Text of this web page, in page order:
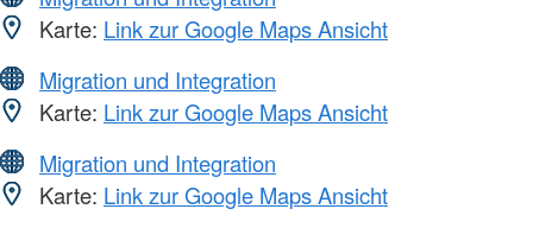
Karte: Link zur Google Maps Ansicht
Migration und Integration
Karte: Link zur Google Maps Ansicht
Migration und Integration
Karte: Link zur Google Maps Ansicht